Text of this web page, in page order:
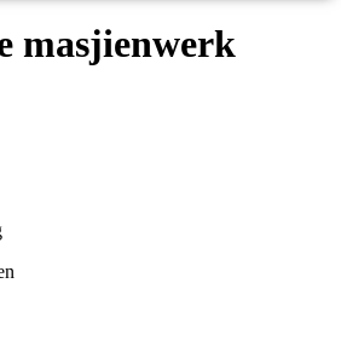
masjienwerk